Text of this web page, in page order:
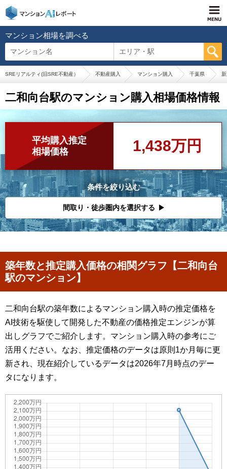
マンション相場を調べる
マンション名 エリア・駅
SREリアルティ(旧SRE不動産） 不動産購入 マンション購入 千葉県
二和向台駅のマンション購入相場価格情報
平均購入推定
相場価格
1,438万円
条件を絞り込む
間取り・徒歩圏内を選択する
築年数と推定購入価格の相関グラフ【二和向台
駅のマンション】
二和向台駅の築年数によるマンション購入時の推定価格を
AI技術を駆使して開発した不動産の価格推定エンジンが算
出しグラフでご紹介します。マンション購入時の参考にご
活用ください。なお、推定価格のデータは原則1か月毎に更
新され、現在紹介しているデータは2026年7月時点のデー
タになります。